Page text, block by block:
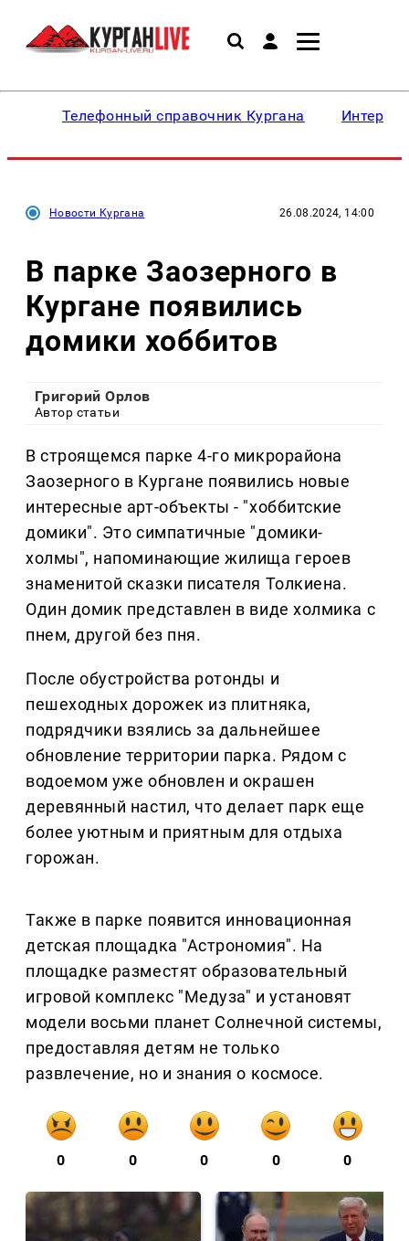
Телефонный справочник Кургана
Новости Кургана 26.08.2024, 14:00
В парке Заозерного в
Кургане появились
домики хоббитов
Григорий Орлов
Автор статьи
В строящемся парке 4-го микрорайона
Заозерного в Кургане появились новые
интересные арт-объекты - "хоббитские
домики". Это симпатичные "домики-
холмы", напоминающие жилища героев
знаменитой сказки писателя Толкиена.
Один домик представлен в виде холмика с
пнем, другой без пня.
После обустройства ротонды и
пешеходных дорожек из плитняка,
подрядчики взялись за дальнейшее
обновление территории парка. Рядом с
водоемом уже обновлен и окрашен
деревянный настил, что делает парк еще
более уютным и приятным для отдыха
горожан.
Также в парке появится инновационная
детская площадка "Астрономия". На
площадке разместят образовательный
игровой комплекс "Медуза" и установят
модели восьми планет Солнечной системы,
предоставляя детям не только
развлечение, но и знания о космосе.
0 0 0 0 0